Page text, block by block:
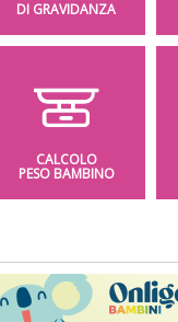
DI GRAVIDANZA
CALCOLO
PESO BAMBINO